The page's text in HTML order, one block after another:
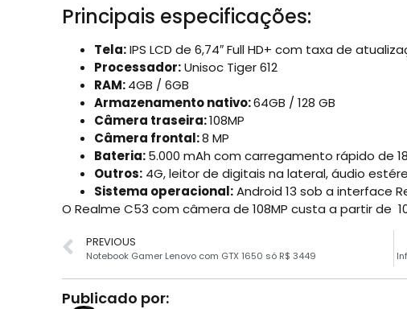
Principais especificações:
Tela:IPS LCD de 6,74″ Full HD+ com taxa de
Processador:Unisoc Tiger 612
RAM:4GB / 6GB
Armazenamento nativo:64GB / 128 GB
Câmera traseira:108MP
Câmera frontal:8 MP
Bateria:5.000 mAh com carregamento rápido de
Outros:4G, leitor de digitais na lateral, áudio
Sistema operacional:Android 13 sob a interface
O Realme C53 com câmera de 108MP custa a partir de ₹
PREVIOUS
Notebook Gamer Lenovo com GTX 1650 só R$ 3449
Publicado por: